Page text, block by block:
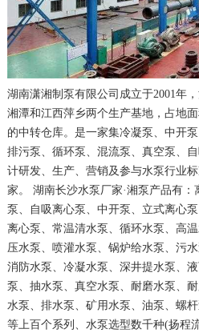
湖南潇湘制泵有限公司成立于2001年
湘潭和江西萍乡两个生产基地，占地
的中转仓库。是一家集冷凝泵、中开
排污泵、循环泵、混流泵、真空泵、
计研发、生产、营销及参与水泵行业
家。 湖南长沙水泵厂家·湘泵产品有
泵、自吸离心泵、中开泵、立式离心
离心泵、常温清水泵、循环水泵、高
压水泵、喷灌水泵、锅炉给水泵、污
消防水泵、冷凝水泵、深井提水泵、
泵、抽水泵、真空水泵、耐磨水泵、
水泵、排水泵、矿用水泵、油泵、螺
等上百个系列、水泵选型数千种(扬程